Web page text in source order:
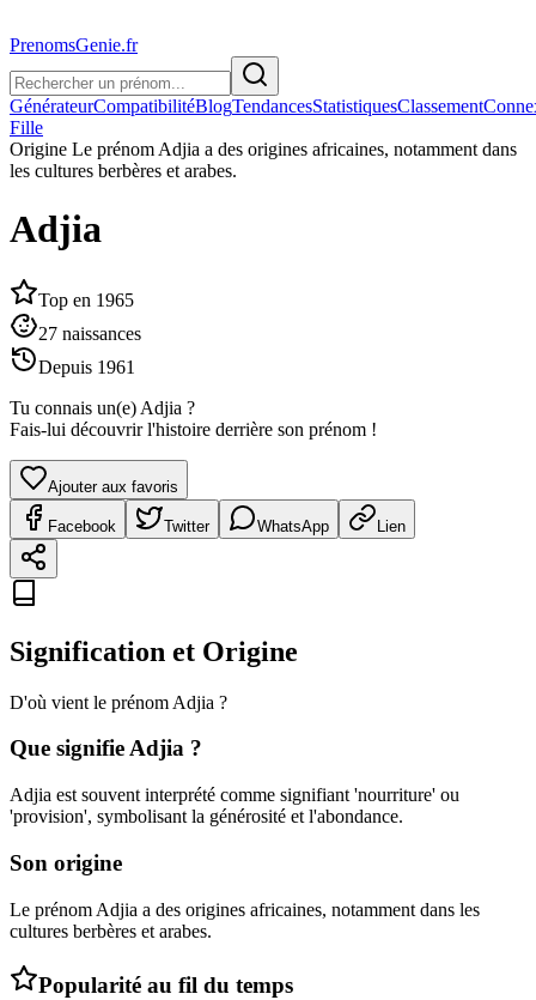
PrenomsGenie.fr
GénérateurCompatibilitéBlogTendancesStatistiquesClassement
Fille
Origine Le prénom Adjia a des origines africaines, notamment dans
les cultures berbères et arabes.
Adjia
Top en 1965
27 naissances
Depuis 1961
Tu connais un(e) Adjia ?
Fais-lui découvrir l'histoire derrière son prénom !
Ajouter aux favoris
Facebook Twitter WhatsApp Lien
Signification et Origine
D'où vient le prénom Adjia ?
Que signifieAdjia ?
Adjia est souvent interprété comme signifiant 'nourriture' ou
'provision', symbolisant la générosité et l'abondance.
Son origine
Le prénom Adjia a des origines africaines, notamment dans les
cultures berbères et arabes.
Popularité au fil du temps